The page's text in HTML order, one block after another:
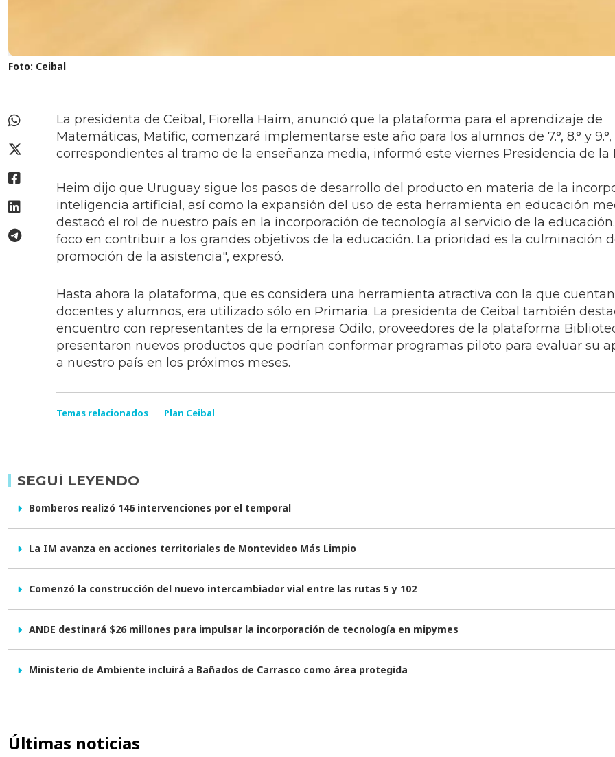
Foto: Ceibal
La presidenta de Ceibal, Fiorella Haim, anunció que la plataforma para el aprendizaje de
Matemáticas, Matific, comenzará implementarse este año para los alumnos de 7.°, 8.° y 9.°,
correspondientes al tramo de la enseñanza media, informó este viernes Presidencia de la
Heim dijo que Uruguay sigue los pasos de desarrollo del producto en materia de la
inteligencia artificial, así como la expansión del uso de esta herramienta en educación
destacó el rol de nuestro país en la incorporación de tecnología al servicio de la
foco en contribuir a los grandes objetivos de la educación. La prioridad es la culminación
promoción de la asistencia", expresó.
Hasta ahora la plataforma, que es considera una herramienta atractiva con la que
docentes y alumnos, era utilizado sólo en Primaria. La presidenta de Ceibal también
encuentro con representantes de la empresa Odilo, proveedores de la plataforma
presentaron nuevos productos que podrían conformar programas piloto para evaluar su
a nuestro país en los próximos meses.
Temas relacionados Plan Ceibal
SEGUÍ LEYENDO
Bomberos realizó 146 intervenciones por el temporal
La IM avanza en acciones territoriales de Montevideo Más Limpio
Comenzó la construcción del nuevo intercambiador vial entre las rutas 5 y 102
ANDE destinará $26 millones para impulsar la incorporación de tecnología en mipymes
Ministerio de Ambiente incluirá a Bañados de Carrasco como área protegida
Últimas noticias